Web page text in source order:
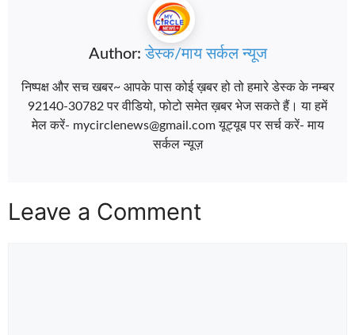
Author:डेस्क/माय सर्कल न्यूज
निष्पक्ष और सच खबर~ आपके पास कोई ख़बर हो तो हमारे डेस्क के नम्बर
92140-30782 पर वीडियो, फोटो समेत ख़बर भेज सकते हैं। या हमें
मेल करें- mycirclenews@gmail.com यूट्यूब पर सर्च करें- माय
सर्कल न्यूज़
Leave a Comment